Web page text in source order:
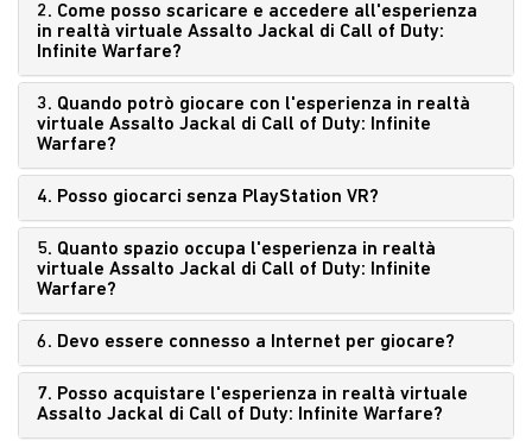
2. Come posso scaricare e accedere all'esperienza
in realtà virtuale Assalto Jackal di Call of Duty:
Infinite Warfare?
3. Quando potrò giocare con l'esperienza in realtà
virtuale Assalto Jackal di Call of Duty: Infinite
Warfare?
4. Posso giocarci senza PlayStation VR?
5. Quanto spazio occupa l'esperienza in realtà
virtuale Assalto Jackal di Call of Duty: Infinite
Warfare?
6. Devo essere connesso a Internet per giocare?
7. Posso acquistare l'esperienza in realtà virtuale
Assalto Jackal di Call of Duty: Infinite Warfare?